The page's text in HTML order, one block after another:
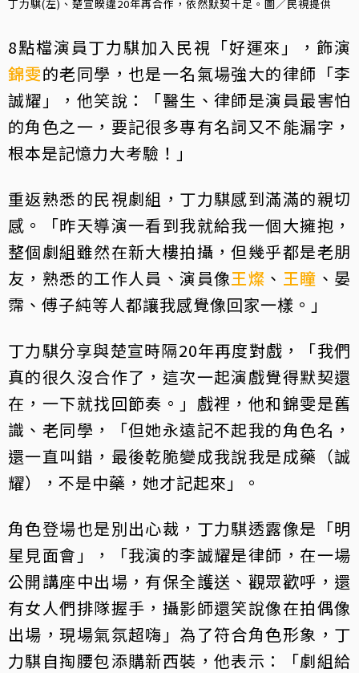
丁力騏(左)、楚宣暌違20年再合作，依然默契十足。圖／民視提供
8點檔演員丁力騏加入民視「好運來」，飾演
錦雯的老同學，也是一名氣場強大的律師「李
誠耀」，他笑說：「醫生、律師是演員最害怕
的角色之一，要記很多專有名詞又不能漏字，
根本是記憶力大考驗！」
重返熟悉的民視劇組，丁力騏感到滿滿的親切
感。「昨天導演一看到我就給我一個大擁抱，
整個劇組雖然在新大樓拍攝，但幾乎都是老朋
友，熟悉的工作人員、演員像王燦 、 王瞳 、晏
霈、傅子純等人都讓我感覺像回家一樣。」
丁力騏分享與楚宣時隔20年再度對戲，「我們
真的很久沒合作了，這次一起演戲覺得默契還
在，一下就找回節奏。」戲裡，他和錦雯是舊
識、老同學，「但她永遠記不起我的角色名，
還一直叫錯，最後乾脆變成我說我是成藥（誠
耀），不是中藥，她才記起來」。
角色登場也是別出心裁，丁力騏透露像是「明
星見面會」，「我演的李誠耀是律師，在一場
公開講座中出場，有保全護送、觀眾歡呼，還
有女人們排隊握手，攝影師還笑說像在拍偶像
出場，現場氣氛超嗨」為了符合角色形象，丁
力騏自掏腰包添購新西裝，他表示：「劇組給